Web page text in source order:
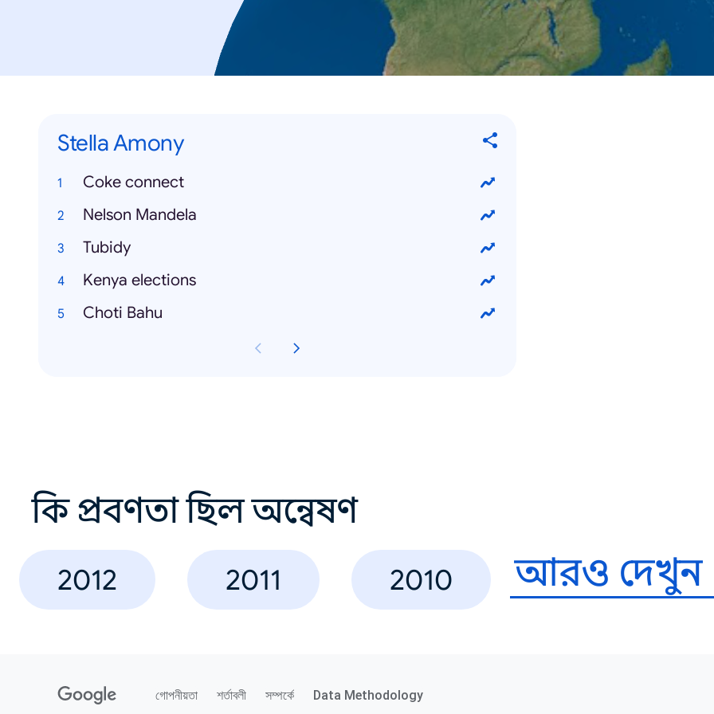
Stella Amony
Coke connect
Nelson Mandela
Tubidy
Kenya elections
Choti Bahu
কি প্রবণতা ছিল অন্বেষণ
2012 2011 2010 আরও দেখুন
গোপনীয়তা শর্তাবলী সম্পর্কে Data Methodology